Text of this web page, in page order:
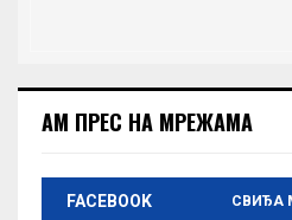
АМ ПРЕС НА МРЕЖАМА
FACEBOOK СВИЂА